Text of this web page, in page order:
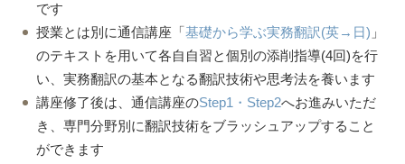
です
授業とは別に通信講座「基礎から学ぶ実務翻訳(英→日) 」
のテキストを用いて各自自習と個別の添削指導(4回)を行
い、実務翻訳の基本となる翻訳技術や思考法を養います
講座修了後は、通信講座のStep1・Step2へお進みいただ
き、専門分野別に翻訳技術をブラッシュアップすること
ができます